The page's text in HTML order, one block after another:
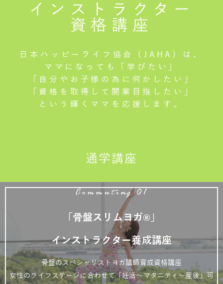
インストラクター
資格講座
日本ハッピーライフ協会（JAHA）は、
ママになっても「学びたい」
「自分やお子様の為に何かしたい」
「資格を取得して開業目指したい」
という輝くママを応援します。
通学講座
Commuting 01
「骨盤スリムヨガ®」
インストラクター養成講座
骨盤のスペシャリストヨガ講師育成資格講座
女性のライフステージに合わせて「妊活～マタニティ～産後」可